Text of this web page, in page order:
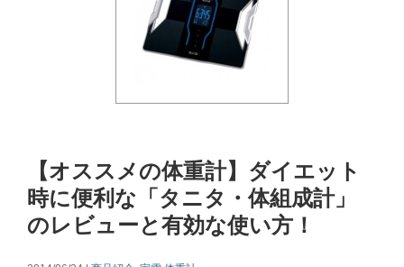
【オススメの体重計】ダイエット
時に便利な「タニタ・体組成計」
のレビューと有効な使い方！